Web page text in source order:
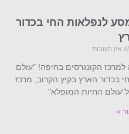
לנפלאות החי בכדור
אין תגובות
למרכז הקונגרסים בחיפה! "עולם
בכדור הארץ בקיץ הקרוב, מרכז
החיות המופלא"
»